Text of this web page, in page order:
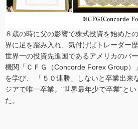
８歳の時に父の影響で株式投資を始めた
界に足を踏み入れ、気付けばトレーダー
世界一の投資先進国であるアメリカのバ
機関「ＣＦＧ（Concorde Forex Group）
を学び、 「５０連勝」しないと卒業出来
ジアで唯一卒業。"世界最年少で卒業"と
た。